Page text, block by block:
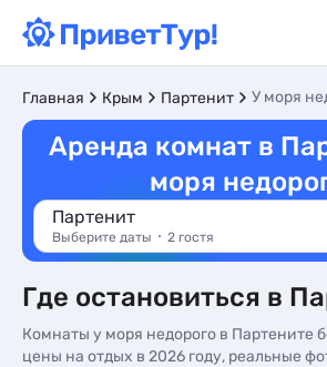
Главная Крым Партенит У моря
Аренда комнат в
моря
Партенит
Выберите даты 2 гостя
Где остановиться в
Комнаты у моря недорого в Партените
цены на отдых в 2026 году, реальные